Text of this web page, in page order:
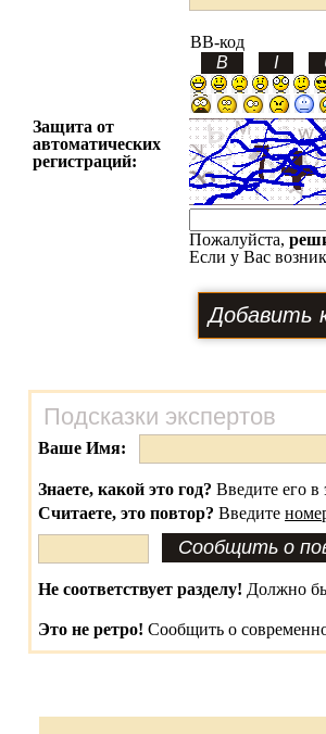
BB-код
Защита от
автоматических
регистраций:
Пожалуйста,
Если у Вас
Подсказки экспертов
Ваше Имя:
Знаете, какой это год? Введите его в
Считаете, это повтор? Введите
Не соответствует разделу! Должно
Это не ретро! Сообщить о